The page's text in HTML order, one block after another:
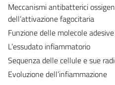
Meccanismi antibatterici
dell’attivazione fagocitaria
Funzione delle molecole adesive
L’essudato infiammatorio
Sequenza delle cellule e sue
Evoluzione dell’infiammazione